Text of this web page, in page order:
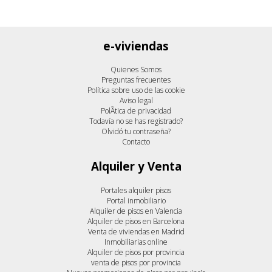
e-viviendas
Quienes Somos
Preguntas frecuentes
Política sobre uso de las cookie
Aviso legal
PolÃ­tica de privacidad
Todavía no se has registrado?
Olvidó tu contraseña?
Contacto
Alquiler y Venta
Portales alquiler pisos
Portal inmobiliario
Alquiler de pisos en Valencia
Alquiler de pisos en Barcelona
Venta de viviendas en Madrid
Inmobiliarias online
Alquiler de pisos por provincia
venta de pisos por provincia